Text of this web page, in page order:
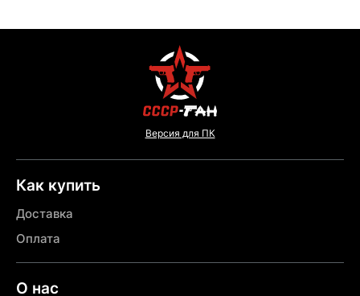
Версия для ПК
Как купить
Доставка
Оплата
О нас